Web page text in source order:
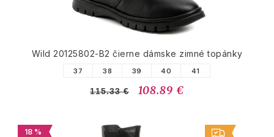
Wild 20125802-B2 čierne dámske zimné topánky
37 38 39 40 41
115.33 € 108.89 €
18 %